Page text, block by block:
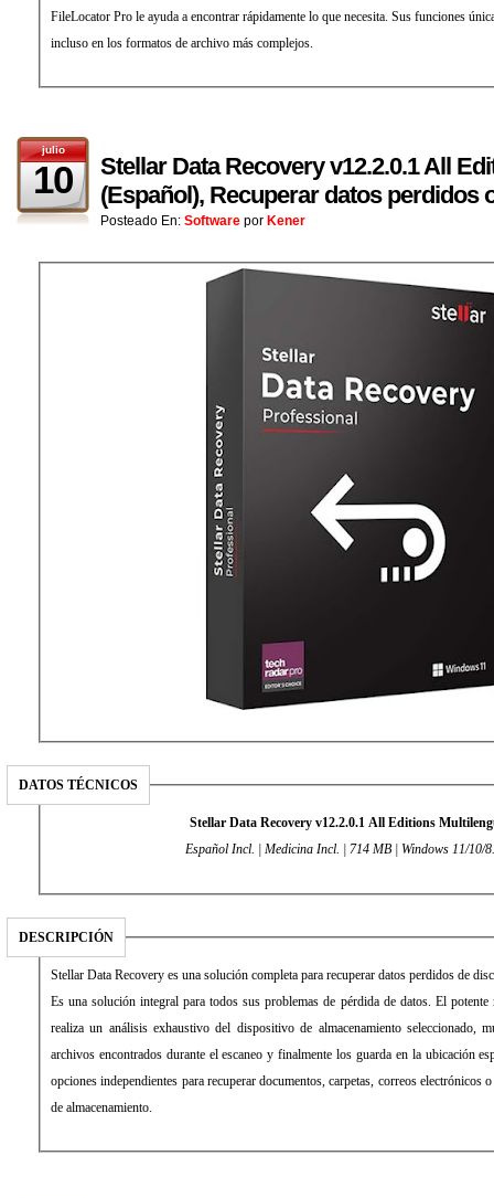
FileLocator Pro le ayuda a encontrar rápidamente lo que necesita. Sus funciones
incluso en los formatos de archivo más complejos.
julio
10
Stellar Data Recovery v12.2.0.1 All
(Español), Recuperar datos perdidos
Posteado En: Software por Kener
DATOS TÉCNICOS
Stellar Data Recovery v12.2.0.1 All Editions
Español Incl. | Medicina Incl. | 714 MB | Windows 11/10/
DESCRIPCIÓN
Stellar Data Recovery es una solución completa para recuperar datos perdidos de
Es una solución integral para todos sus problemas de pérdida de datos. El
realiza un análisis exhaustivo del dispositivo de almacenamiento seleccionado,
archivos encontrados durante el escaneo y finalmente los guarda en la ubicación
opciones independientes para recuperar documentos, carpetas, correos electrónicos
de almacenamiento.